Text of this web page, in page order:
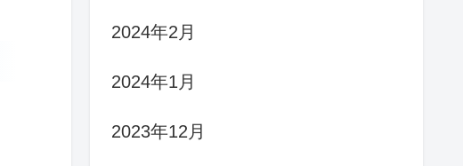
2024年2月
2024年1月
2023年12月